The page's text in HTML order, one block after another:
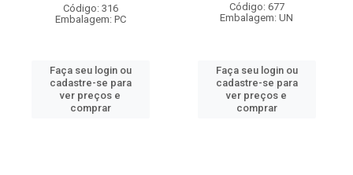
Código: 316
Embalagem: PC
Faça seu login ou
cadastre-se para
ver preços e
comprar
Código: 677
Embalagem: UN
Faça seu login ou
cadastre-se para
ver preços e
comprar